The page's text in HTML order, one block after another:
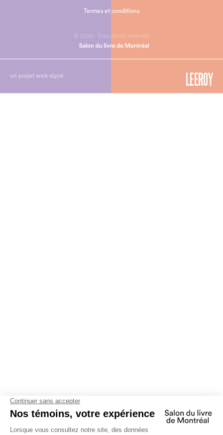
© 2026 - Tous droits réservés
Termes et conditions
un projet web signé